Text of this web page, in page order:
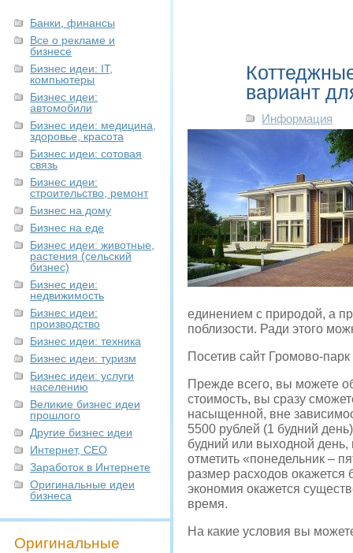
Банки, финансы
Все о рекламе и
бизнесе
Бизнес идеи: IT,
компьютеры
Бизнес идеи:
автомобили
Бизнес идеи: медицина,
здоровье, красота
Бизнес идеи: сотовая
связь
Бизнес идеи:
строительство, ремонт
Бизнес на дому
Бизнес на еде
Бизнес идеи: животные,
растения (сельский
бизнес)
Бизнес идеи:
недвижимость
Бизнес идеи:
производство
Бизнес идеи: техника
Бизнес идеи: туризм
Бизнес идеи: услуги
населению
Великие бизнес идеи
прошлого
Другие бизнес идеи
Интернет, СЕО
Заработок в Интернете
Оригинальные идеи
бизнеса
Оригинальные
вариант
Информация
единением с природой, а
поблизости. Ради этого
Посетив сайт Громово-
Прежде всего, вы можете
стоимость, вы сразу
насыщенной, вне
5500 рублей (1 будний
будний или выходной день,
отметить «понедельник –
размер расходов
экономия окажется
время.
На какие условия вы